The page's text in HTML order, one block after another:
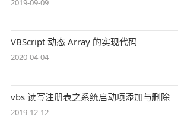
2019-09-09
VBScript 动态 Array 的实现代码
2020-04-04
vbs 读写注册表之系统启动项添加与删除
2019-12-12